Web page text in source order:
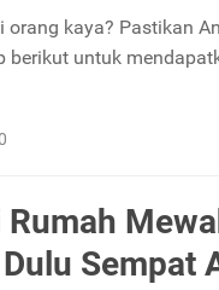
orang kaya? Pastikan
berikut untuk
Rumah
Sempat